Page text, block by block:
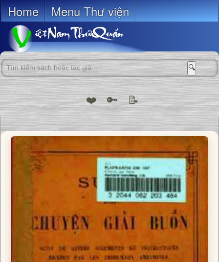
Home Menu Thư viện
🔍
❤️ 🔑 📝